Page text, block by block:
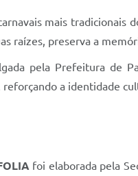
mais
raízes, preserva a
pela Prefeitura de
reforçando a identidade
foi elaborada pela